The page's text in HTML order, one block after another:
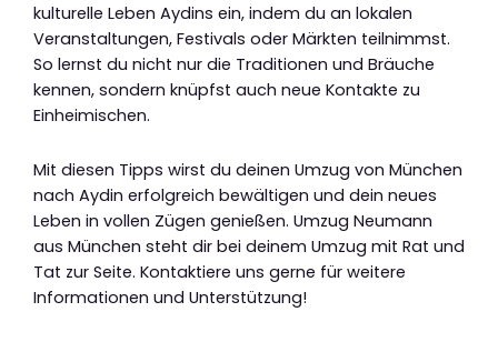
kulturelle Leben Aydins ein, indem du an lokalen
Veranstaltungen, Festivals oder Märkten teilnimmst.
So lernst du nicht nur die Traditionen und Bräuche
kennen, sondern knüpfst auch neue Kontakte zu
Einheimischen.
Mit diesen Tipps wirst du deinen Umzug von München
nach Aydin erfolgreich bewältigen und dein neues
Leben in vollen Zügen genießen. Umzug Neumann
aus München steht dir bei deinem Umzug mit Rat und
Tat zur Seite. Kontaktiere uns gerne für weitere
Informationen und Unterstützung!